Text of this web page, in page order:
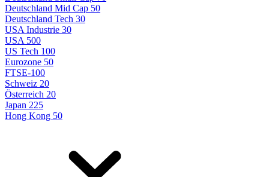
Deutschland Mid Cap 50
Deutschland Tech 30
USA Industrie 30
USA 500
US Tech 100
Eurozone 50
FTSE-100
Schweiz 20
Österreich 20
Japan 225
Hong Kong 50